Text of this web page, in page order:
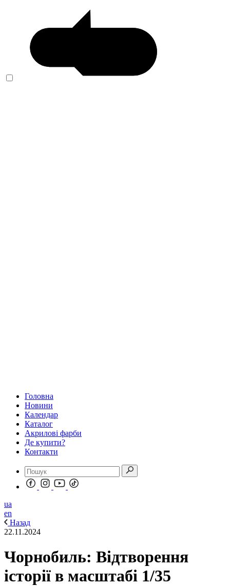
Головна
Новини
Календар
Каталог
Акрилові фарби
Де купити?
Контакти
ua
en
Назад
22.11.2024
Чорнобиль: Відтворення
історії в масштабі 1/35